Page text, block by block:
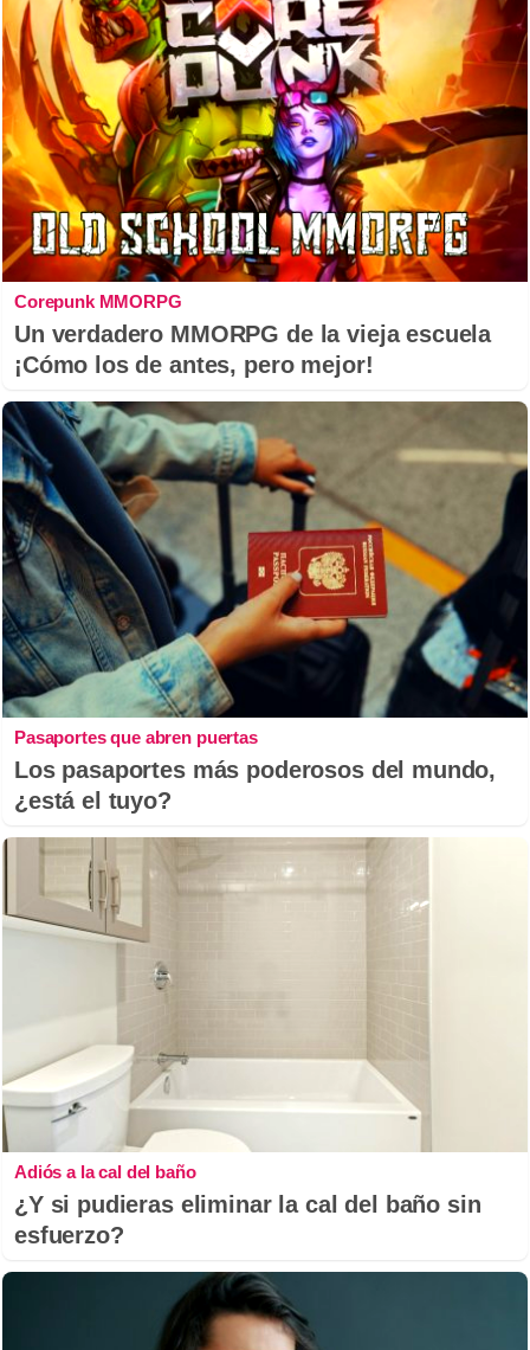
Corepunk MMORPG
Un verdadero MMORPG de la vieja escuela
¡Cómo los de antes, pero mejor!
Pasaportes que abren puertas
Los pasaportes más poderosos del mundo,
¿está el tuyo?
Adiós a la cal del baño
¿Y si pudieras eliminar la cal del baño sin
esfuerzo?